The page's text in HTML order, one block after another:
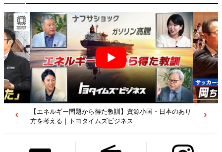
【エネルギー問題から得た教訓】資源小国・日本のあり
方を考える｜トヨタイムズビジネス